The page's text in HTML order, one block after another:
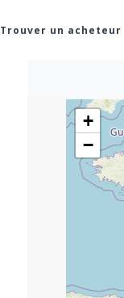
Trouver un acheteur
+
−